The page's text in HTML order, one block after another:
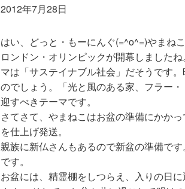
2012年7月28日
はい、どっと・もーにんぐ(=^o^=)やまねこ
ロンドン・オリンピックが開幕しました
マは「サステイナブル社会」だそうです
のでしょう。「光と風のある家、フラー
迎すべきテーマです。
さてさて、やまねこはお盆の準備にかか
を仕上げ発送。
親族に新仏さんもあるので新盆の準備で
です。
お盆には、精霊棚をしつらえ、入りの日